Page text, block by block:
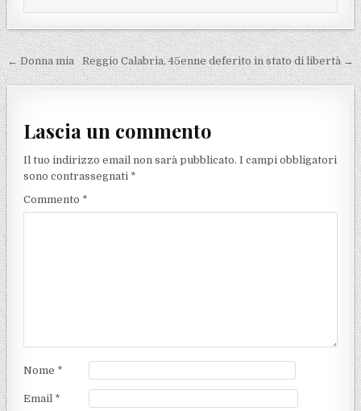
Navigazione articoli
← Donna mia Reggio Calabria, 45enne deferito in stato di libertà →
Lascia un commento
Il tuo indirizzo email non sarà pubblicato. I campi obbligatori
sono contrassegnati *
Commento *
Nome *
Email *